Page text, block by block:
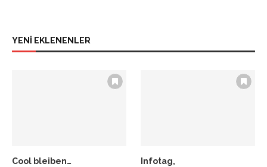
YENİ EKLENENLER
Cool bleiben…
Infotag,